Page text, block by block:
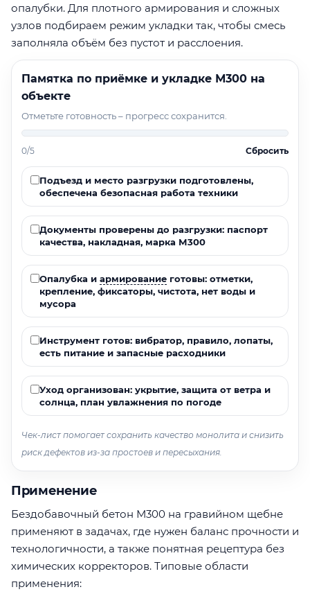
опалубки. Для плотного армирования и сложных
узлов подбираем режим укладки так, чтобы смесь
заполняла объём без пустот и расслоения.
Памятка по приёмке и укладке М300 на
объекте
Отметьте готовность – прогресс сохранится.
0/5 Сбросить
Подъезд и место разгрузки подготовлены,
обеспечена безопасная работа техники
Документы проверены до разгрузки: паспорт
качества, накладная, марка М300
Опалубка и армирование готовы: отметки,
крепление, фиксаторы, чистота, нет воды и
мусора
Инструмент готов: вибратор, правило, лопаты,
есть питание и запасные расходники
Уход организован: укрытие, защита от ветра и
солнца, план увлажнения по погоде
Чек-лист помогает сохранить качество монолита и снизить
риск дефектов из-за простоев и пересыхания.
Применение
Бездобавочный бетон М300 на гравийном щебне
применяют в задачах, где нужен баланс прочности и
технологичности, а также понятная рецептура без
химических корректоров. Типовые области
применения: